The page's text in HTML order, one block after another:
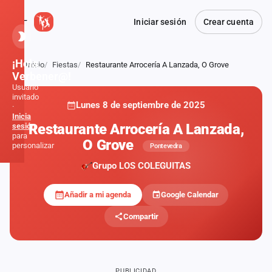
Iniciar sesión Crear cuenta
Atrás
Inicio Fiestas Restaurante Arrocería A Lanzada, O Grove
Lunes 8 de septiembre de 2025
Restaurante Arrocería A Lanzada,
O Grove
Pontevedra
Grupo LOS COLEGUITAS
Añadir a mi agenda Google Calendar
Compartir
¡Hola,
Verbener@!
Usuario
invitado
·
Inicia
sesión
para
personalizar
Formaciones